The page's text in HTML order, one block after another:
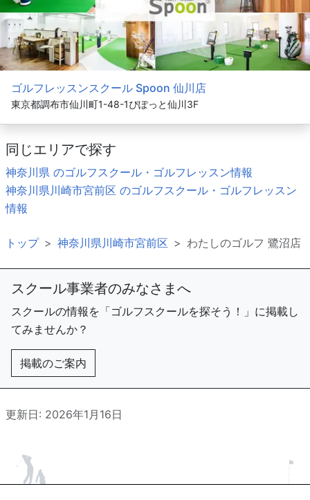
ゴルフレッスンスクール Spoon 仙川店
東京都調布市仙川町1-48-1ぴぽっと仙川3F
同じエリアで探す
神奈川県 のゴルフスクール・ゴルフレッスン情報
神奈川県川崎市宮前区 のゴルフスクール・ゴルフレッスン
情報
トップ 神奈川県川崎市宮前区 わたしのゴルフ 鷺沼店
スクール事業者のみなさまへ
スクールの情報を「ゴルフスクールを探そう！」に掲載し
てみませんか？
掲載のご案内
更新日: 2026年1月16日